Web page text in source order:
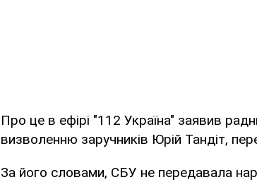
Про це в ефірі "112 Україна" заявив
визволенню заручників Юрій Тандіт,
За його словами, СБУ не передавала